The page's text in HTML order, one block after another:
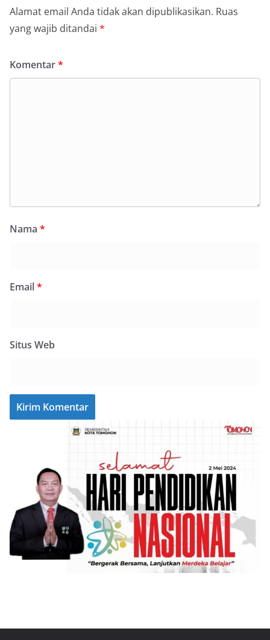
Alamat email Anda tidak akan dipublikasikan. Ruas
yang wajib ditandai *
Komentar*
Nama *
Email*
Situs Web